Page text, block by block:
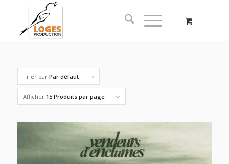
Trier par Par défaut
Afficher 15 Produits par page